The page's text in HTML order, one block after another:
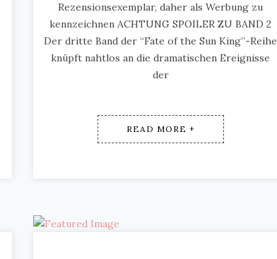
Rezensionsexemplar, daher als Werbung zu
kennzeichnen ACHTUNG SPOILER ZU BAND 2
Der dritte Band der “Fate of the Sun King”-Reihe
knüpft nahtlos an die dramatischen Ereignisse
der
READ MORE +